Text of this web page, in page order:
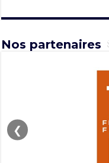
Nos partenaires
❮